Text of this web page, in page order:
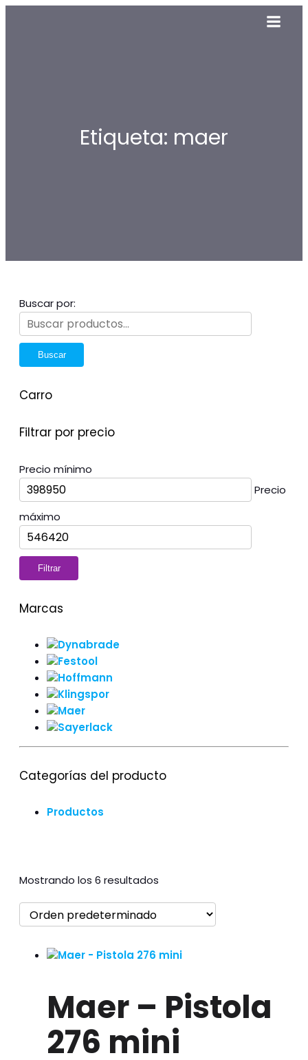
Etiqueta: maer
Buscar por:
Buscar
Carro
Filtrar por precio
Precio mínimo
Precio
máximo
Filtrar
Marcas
Categorías del producto
Productos
Mostrando los 6 resultados
Maer – Pistola
276 mini